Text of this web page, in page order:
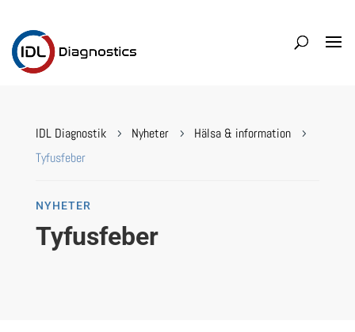
IDL Diagnostik 5 Nyheter 5 Hälsa & information 5
Tyfusfeber
NYHETER
Tyfusfeber